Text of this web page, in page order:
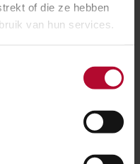
of die ze hebben
van hun services.